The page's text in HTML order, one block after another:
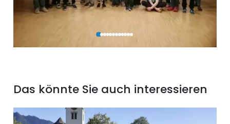
Das könnte Sie auch interessieren